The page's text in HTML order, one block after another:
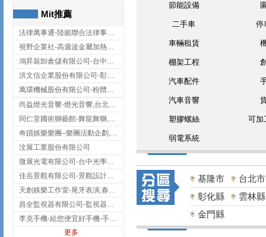
Mit推薦
法律萬事通-陸懿聯合法律事務所
視野企業社-高週波金屬加熱設備,彰化高週波金屬加熱設備
鴻昇裝卸倉儲有限公司-台中貨櫃裝卸
洪文信企業股份有限公司-彰化鋅合金鑄造,彰化五金加工,彰化五金配件
萬環機械股份有限公司-粉體塗裝設備,輸送機,輸送機設備,台南輸送機
尚益燈光音響-燈光音響,台北燈光音響,台北燈光音響出租
同仁堂國術獅藝館-舞龍舞獅,台中舞龍舞獅
奇蹟娛樂樂團–樂團活動企劃,台中樂團表演,台中婚禮樂團
汶展工業股份有限公司
微展光電有限公司-台中光學鍍膜,optical filter taiwan,台灣光學鍍膜
佳岳景觀有限公司-景觀設計公司,台北景觀設計,台北景觀工程,中山區景觀設計
天創娛樂工作室-尾牙表演,春酒表演,板橋尾牙表演
昌全監視器有限公司-監視器安裝,高雄監視器安裝,鳳山區監視器安裝
李克手機-給您便宜好手機-手機收購,屏東手機收購
更多
節能設備
二手車 停
車輛租賃
棚架工程
汽車配件
汽車音響
塑膠螺絲 可加
弱電系統
基隆市
台北市
彰化縣
雲林縣
金門縣